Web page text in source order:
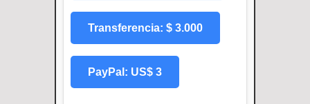
Transferencia: $ 3.000
PayPal: US$ 3